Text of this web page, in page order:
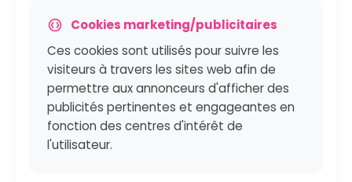
Cookies marketing/publicitaires
Ces cookies sont utilisés pour suivre les
visiteurs à travers les sites web afin de
permettre aux annonceurs d'afficher des
publicités pertinentes et engageantes en
fonction des centres d'intérêt de
l'utilisateur.